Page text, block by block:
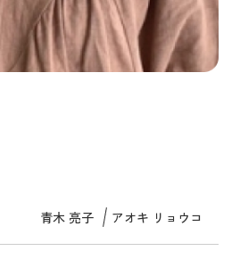
青木 亮子 アオキ リョウコ